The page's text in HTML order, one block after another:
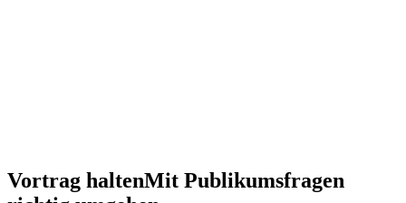
Vortrag haltenMit Publikumsfragen